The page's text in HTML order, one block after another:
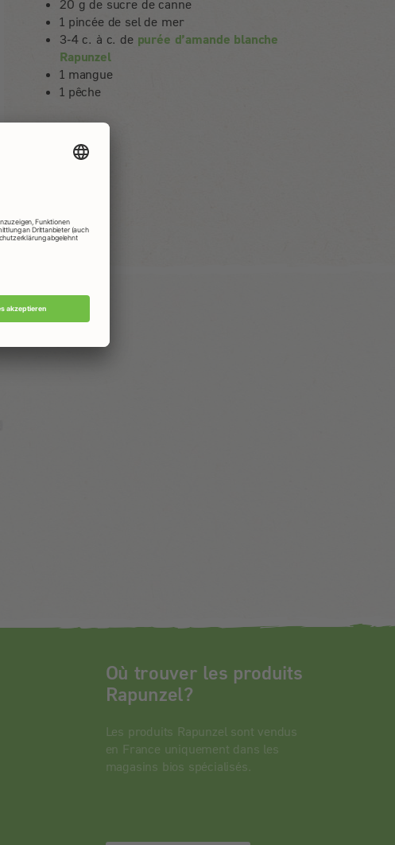
20 g de sucre de canne
1 pincée de sel de mer
3-4 c. à c. de purée d’amande blanche
Rapunzel
1 mangue
1 pêche
Où trouver les produits
Rapunzel?
Les produits Rapunzel sont vendus
en France uniquement dans les
magasins bios spécialisés.